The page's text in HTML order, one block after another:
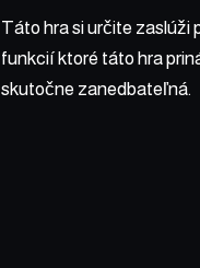
Táto hra si určite zaslúži
funkcií ktoré táto hra
skutočne zanedbateľná.